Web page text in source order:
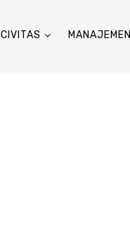
CIVITAS MANAJEMEN